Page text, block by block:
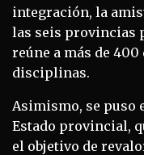
integración, la
las seis provincias
reúne a más de
disciplinas.
Asimismo, se puso
Estado provincial,
el objetivo de